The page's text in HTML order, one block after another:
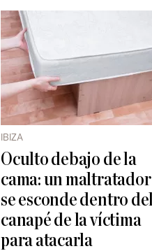
IBIZA
Oculto debajo de la
cama: un maltratador
se esconde dentro del
canapé de la víctima
para atacarla